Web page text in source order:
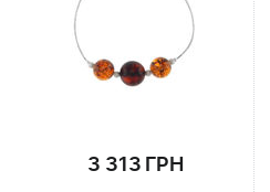
3 313 ГРН